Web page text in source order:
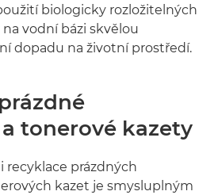
biologicky rozložitelných
vodní bázi skvělou
dopadu na životní prostředí.
tonerové kazety
recyklace prázdných
kazet je smysluplným